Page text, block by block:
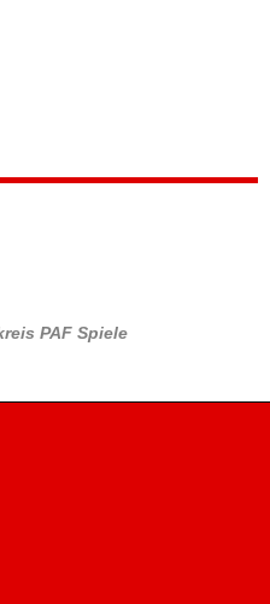
PAF Spiele